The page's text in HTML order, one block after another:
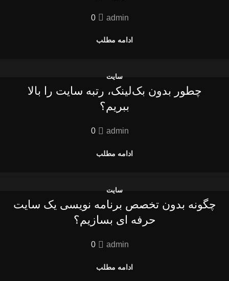
admin
0
ادامه مطلب
سایت
چطور بدون بک‌لینک، رتبه سایت را بالا
ببریم؟
admin
0
ادامه مطلب
سایت
چگونه بدون تخصص برنامه‌ نویسی یک سایت
حرفه‌ ای بسازیم؟
admin
0
ادامه مطلب